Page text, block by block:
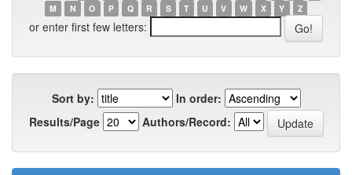
M
N O P Q R S T U V W X Y Z
or enter first few letters:
Sort by:
In order:
Results/Page
Authors/Record: